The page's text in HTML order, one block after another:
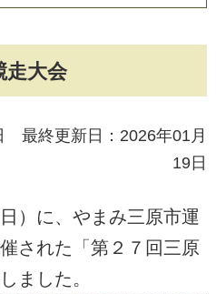
走大会
最終更新日：2026年01月
19日
）に、やまみ三原市運
された「第２７回三原
ました。